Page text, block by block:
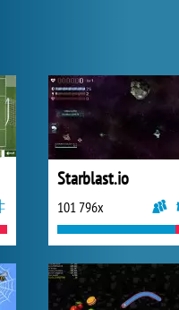
Starblast.io
101 796x